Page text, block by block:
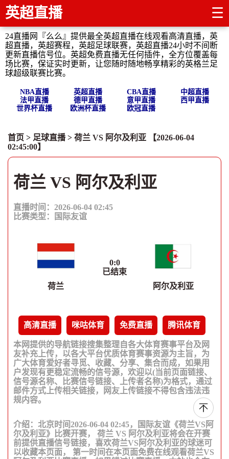
英超直播 ☰
24直播网『么么』提供最全英超直播在线观看高清直播，英
超直播，英超赛程，英超足球联赛，英超直播24小时不间断
更新直播信号位。英超免费直播无任何插件，全方位覆盖每
场比赛，保证实时更新，让您随时随地畅享精彩的英格兰足
球超级联赛比赛。
NBA直播 英超直播 CBA直播
中超直播
法甲直播
德甲直播 意甲直播
西甲直播
世界杯直播
欧洲杯直播 欧冠直播
首页 > 足球直播> 荷兰 VS 阿尔及利亚 【2026-06-04
02:45:00】
荷兰 VS 阿尔及利亚
直播时间：2026-06-04 02:45
比赛类型：
国际友谊
荷兰
0:0
已结束
阿尔及利亚
高清直播 咪咕体育 免费直播 腾讯体育
本网提供的导航链接搜集整理自各大体育赛事平台及网
友补充上传，以各大平台优质体育赛事资源为主旨，为
广大体育爱好者寻觅、收藏、分享、集合而成，如果用
户发现有更稳定流畅的信号源，欢迎以(当前页面链接、
信号源名称、比赛信号链接、上传者名称)为格式，通过
邮件方式上传相关链接，网友上传链接不得包含违法违
规内容。
介绍：北京时间2026-06-04 02:45，国际友谊《荷兰VS阿
尔及利亚》比赛开赛， 荷兰 VS 阿尔及利亚将会在开赛
前提供直播信号链接，喜欢荷兰VS阿尔及利亚的球迷可
以收藏本页面， 第一时间在本页面免费在线观看荷兰VS